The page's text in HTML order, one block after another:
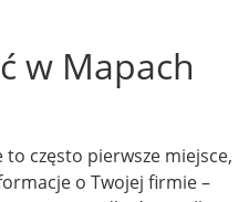
w Mapach
często pierwsze miejsce,
o Twojej firmie –